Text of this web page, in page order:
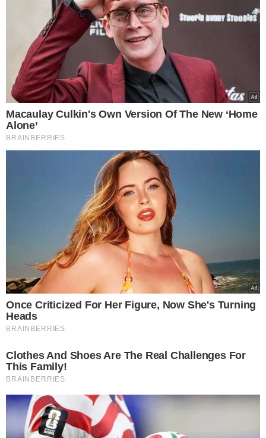
VEJA MAIS NOTÍCIAS